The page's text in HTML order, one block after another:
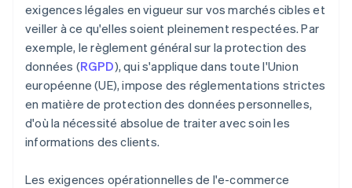
exigences légales en vigueur sur vos marchés cibles et
veiller à ce qu'elles soient pleinement respectées. Par
exemple, le règlement général sur la protection des
données (RGPD), qui s'applique dans toute l'Union
européenne (UE), impose des réglementations strictes
en matière de protection des données personnelles,
d'où la nécessité absolue de traiter avec soin les
informations des clients.
Les exigences opérationnelles de l'e-commerce